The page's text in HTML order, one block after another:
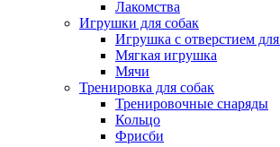
Лакомства
Игрушки для собак
Игрушка с отверстием
Мягкая игрушка
Мячи
Тренировка для собак
Тренировочные снаряды
Кольцо
Фрисби